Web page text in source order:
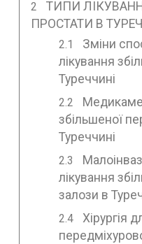
ТИПИ
ПРОСТАТИ В
Зміни
лікування
Туреччині
збільшеної
Туреччині
лікування
залози в
Хірургія